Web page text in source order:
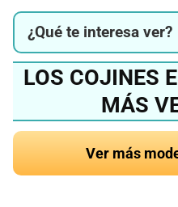
¿Qué te interesa ver?
LOS COJINES
MÁS
Ver más